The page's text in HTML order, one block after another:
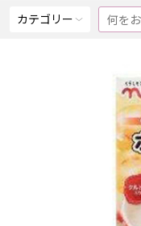
カテゴリー